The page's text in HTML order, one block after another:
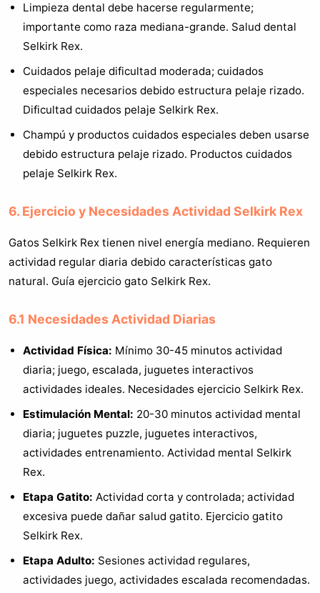
Limpieza dental debe hacerse regularmente;
importante como raza mediana-grande. Salud dental
Selkirk Rex.
Cuidados pelaje dificultad moderada; cuidados
especiales necesarios debido estructura pelaje rizado.
Dificultad cuidados pelaje Selkirk Rex.
Champú y productos cuidados especiales deben usarse
debido estructura pelaje rizado. Productos cuidados
pelaje Selkirk Rex.
6. Ejercicio y Necesidades Actividad Selkirk Rex
Gatos Selkirk Rex tienen nivel energía mediano. Requieren
actividad regular diaria debido características gato
natural. Guía ejercicio gato Selkirk Rex.
6.1 Necesidades Actividad Diarias
Actividad Física: Mínimo 30-45 minutos actividad
diaria; juego, escalada, juguetes interactivos
actividades ideales. Necesidades ejercicio Selkirk Rex.
Estimulación Mental: 20-30 minutos actividad mental
diaria; juguetes puzzle, juguetes interactivos,
actividades entrenamiento. Actividad mental Selkirk
Rex.
Etapa Gatito: Actividad corta y controlada; actividad
excesiva puede dañar salud gatito. Ejercicio gatito
Selkirk Rex.
Etapa Adulto: Sesiones actividad regulares,
actividades juego, actividades escalada recomendadas.